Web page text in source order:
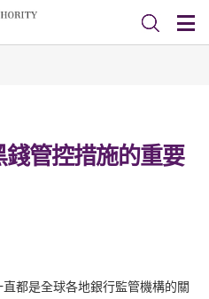
管控措施的重要
都是全球各地銀行監管機構的關